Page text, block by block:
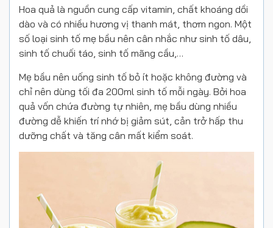
Hoa quả là nguồn cung cấp vitamin, chất khoáng dồi
dào và có nhiều hương vị thanh mát, thơm ngon. Một
số loại sinh tố mẹ bầu nên cân nhắc như sinh tố dâu,
sinh tố chuối táo, sinh tố mãng cầu,…
Mẹ bầu nên uống sinh tố bỏ ít hoặc không đường và
chỉ nên dùng tối đa 200ml sinh tố mỗi ngày. Bởi hoa
quả vốn chứa đường tự nhiên, mẹ bầu dùng nhiều
đường dễ khiến trí nhớ bị giảm sút, cản trở hấp thu
dưỡng chất và tăng cân mất kiểm soát.